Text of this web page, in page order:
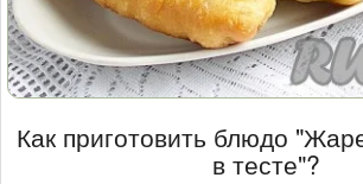
Как приготовить блюдо
в тесте"?